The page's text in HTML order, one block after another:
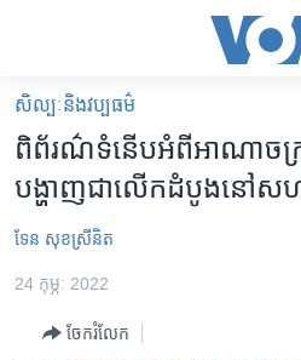
គេហទំព័រ​
ទាក់ទង
និង​
ចូល​
ទំព័រ​
ហេឡូវីអូអេ
កម្ពុជាច្នៃប្រតិដ្ឋ
សិល្បៈនិងវប្បធម៌
ពិព័រណ៌​ទំនើប​អំពី​អាណាចក្រ
បង្ហាញ​ជា​លើក​ដំបូង​នៅ​សហរ
ទែន សុខស្រីនិត
24 កុម្ភៈ 2022
ចែករំលែក